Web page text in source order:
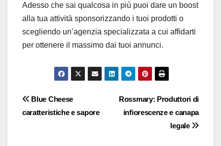
Adesso che sai qualcosa in più puoi dare un boost
alla tua attività sponsorizzando i tuoi prodotti o
scegliendo un’agenzia specializzata a cui affidarti
per ottenere il massimo dai tuoi annunci.
Navigazione
Rossmary: Produttori di
infiorescenze e canapa
legale
Blue Cheese
caratteristiche e sapore